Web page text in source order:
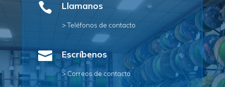
 Llamanos
> Teléfonos de contacto
 Escríbenos
> Correos de contacto